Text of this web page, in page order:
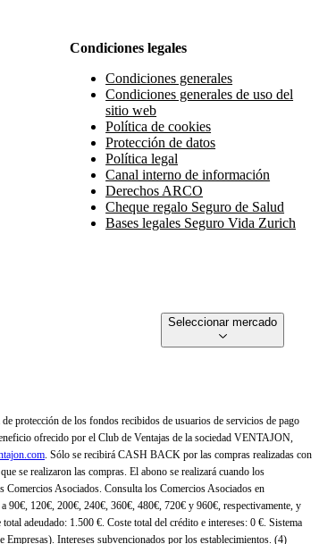
Condiciones legales
Condiciones generales
Condiciones generales de uso del
sitio web
Política de cookies
Protección de datos
Política legal
Canal interno de información
Derechos ARCO
Cheque regalo Seguro de Salud
Bases legales Seguro Vida Zurich
Seleccionar mercado
protección de los fondos recibidos de usuarios de servicios de pago
ofrecido por el Club de Ventajas de la sociedad VENTAJON,
. Sólo se recibirá CASH BACK por las compras realizadas con
se realizaron las compras. El abono se realizará cuando los
Asociados. Consulta los Comercios Asociados en
90€, 120€, 200€, 240€, 360€, 480€, 720€ y 960€, respectivamente, y
adeudado: 1.500 €. Coste total del crédito e intereses: 0 €. Sistema
Intereses subvencionados por los establecimientos. (4)